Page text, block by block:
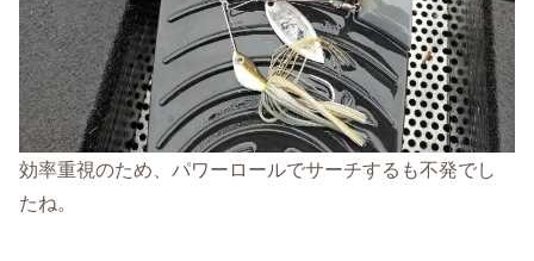
効率重視のため、パワーロールでサーチするも不発でし
たね。